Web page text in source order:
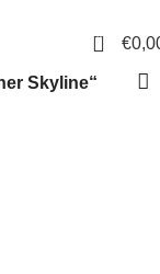
0 €
Skyline“